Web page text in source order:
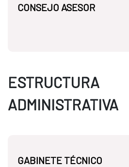
CONSEJO ASESOR
ESTRUCTURA
ADMINISTRATIVA
GABINETE TÉCNICO